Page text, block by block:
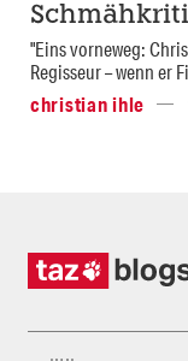
"Eins vorneweg:
Regisseur – wenn er
christian ihle